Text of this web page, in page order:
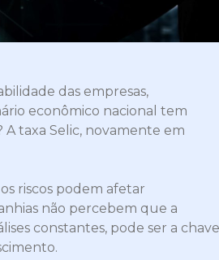
das empresas,
econômico nacional tem
taxa Selic, novamente em
riscos podem afetar
não percebem que a
constantes, pode ser a chave